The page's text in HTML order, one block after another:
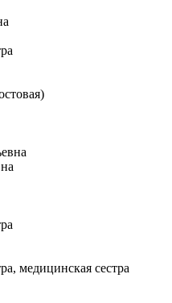
медицинская сестра